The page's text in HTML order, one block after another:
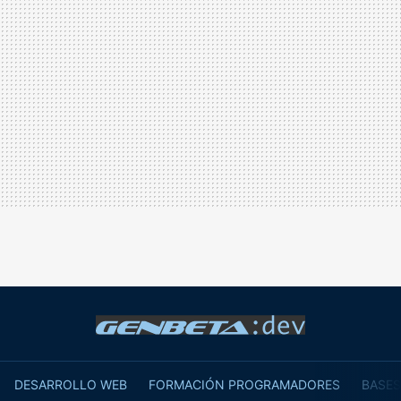
DESARROLLO WEB FORMACIÓN PROGRAMADORES